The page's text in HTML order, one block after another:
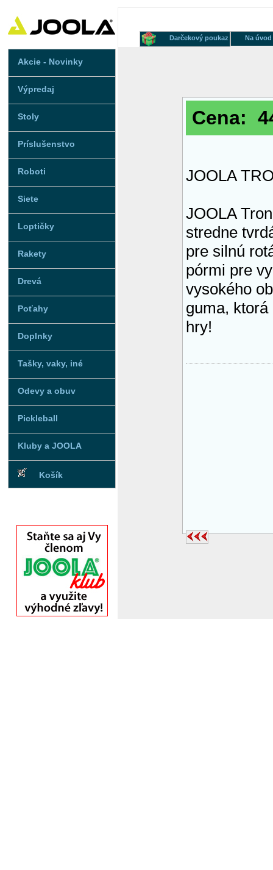
Akcie - Novinky
Výpredaj
Stoly
Príslušenstvo
Roboti
Siete
Loptičky
Rakety
Drevá
Poťahy
Doplnky
Tašky, vaky, iné
Odevy a obuv
Pickleball
Kluby a JOOLA
Košík
Na úvod
Darčekový poukaz
Cena:
JOOLA
JOOLA
stredne
pre silnú
pórmi pre
vysokého
guma,
hry!